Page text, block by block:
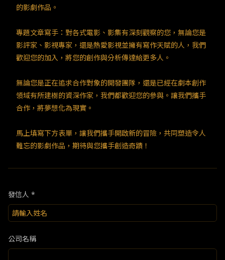
的影劇作品。
專題文章寫手：對各式電影、影集有深刻觀察的您，無論您是
影評家、影視專家，還是熱愛影視並擁有寫作天賦的人，我們
歡迎您的加入，將您的創作與分析傳達給更多人。
無論您是正在追求合作對象的開發團隊，還是已經在劇本創作
領域有所建樹的資深作家，我們都歡迎您的參與。讓我們攜手
合作，將夢想化為現實。
馬上填寫下方表單，讓我們攜手開啟新的冒險，共同塑造令人
難忘的影劇作品，期待與您攜手創造奇蹟！
發信人 *
公司名稱